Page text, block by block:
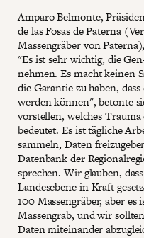
Amparo Belmonte,
de las Fosas de Paterna
Massengräber von
"Es ist sehr wichtig, die
nehmen. Es macht keinen
die Garantie zu haben,
werden können", betonte
vorstellen, welches
bedeutet. Es ist tägliche
sammeln, Daten
Datenbank der
sprechen. Wir glauben,
Landesebene in Kraft
100 Massengräber, aber es
Massengrab, und wir
Daten miteinander